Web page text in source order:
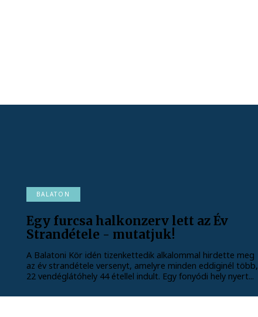
BALATON
Egy furcsa halkonzerv lett az Év
Strandétele - mutatjuk!
A Balatoni Kör idén tizenkettedik alkalommal hirdette meg
az év strandétele versenyt, amelyre minden eddiginél több,
22 vendéglátóhely 44 étellel indult. Egy fonyódi hely nyert...